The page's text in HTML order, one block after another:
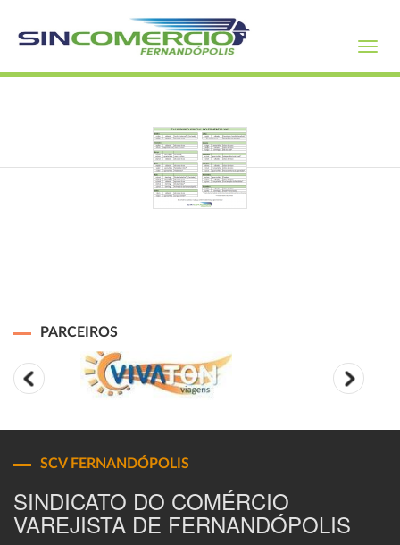
PARCEIROS
SCV FERNANDÓPOLIS
SINDICATO DO COMÉRCIO
VAREJISTA DE FERNANDÓPOLIS